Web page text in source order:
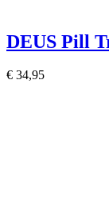
DEUS Pill
€ 34,95